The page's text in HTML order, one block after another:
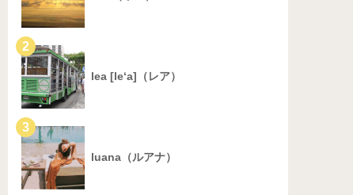
2
lea [le‘a]（レア）
3
luana（ルアナ）